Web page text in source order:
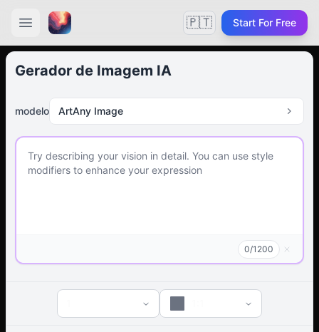
🇵🇹 Start For Free
Gerador de Imagem IA
modelo ArtAny Image
0/1200